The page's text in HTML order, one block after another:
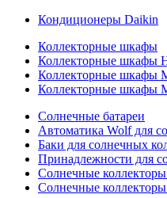
Кондиционеры Daikin
Коллекторные шкафы
Коллекторные шкафы
Коллекторные шкафы
Коллекторные шкафы
Солнечные батареи
Автоматика Wolf для
Баки для солнечных
Принадлежности для
Солнечные
Солнечные